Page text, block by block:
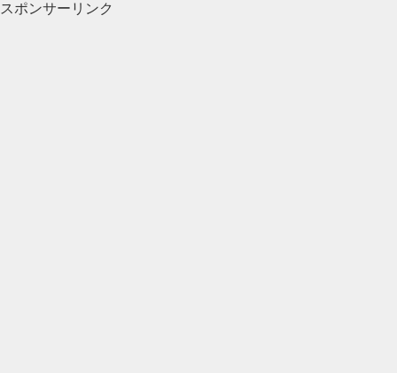
スポンサーリンク